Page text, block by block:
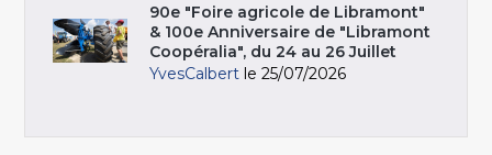
90e "Foire agricole de Libramont"
& 100e Anniversaire de "Libramont
Coopéralia", du 24 au 26 Juillet
YvesCalbert le 25/07/2026